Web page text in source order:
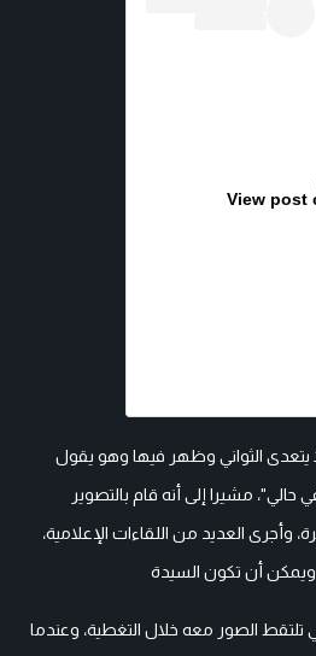
View post
الثواني وظهر فيها وهو يقول
مشيرا إلى أنه قام بالتصوير
وأجرى العديد من اللقاءات الإعلامية،
أن تكون السيدة
الصور معه خلال التغطية، وعندما